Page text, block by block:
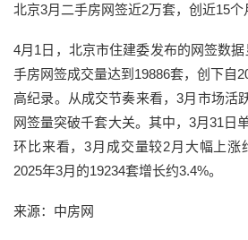
北京3月二手房网签近2万套，创近15个
4月1日，北京市住建委发布的网签数
手房网签成交量达到19886套，创下自
高纪录。从成交节奏来看，3月市场活
网签量突破千套大关。其中，3月31日
环比来看，3月成交量较2月大幅上涨
2025年3月的19234套增长约3.4%。
来源：中房网